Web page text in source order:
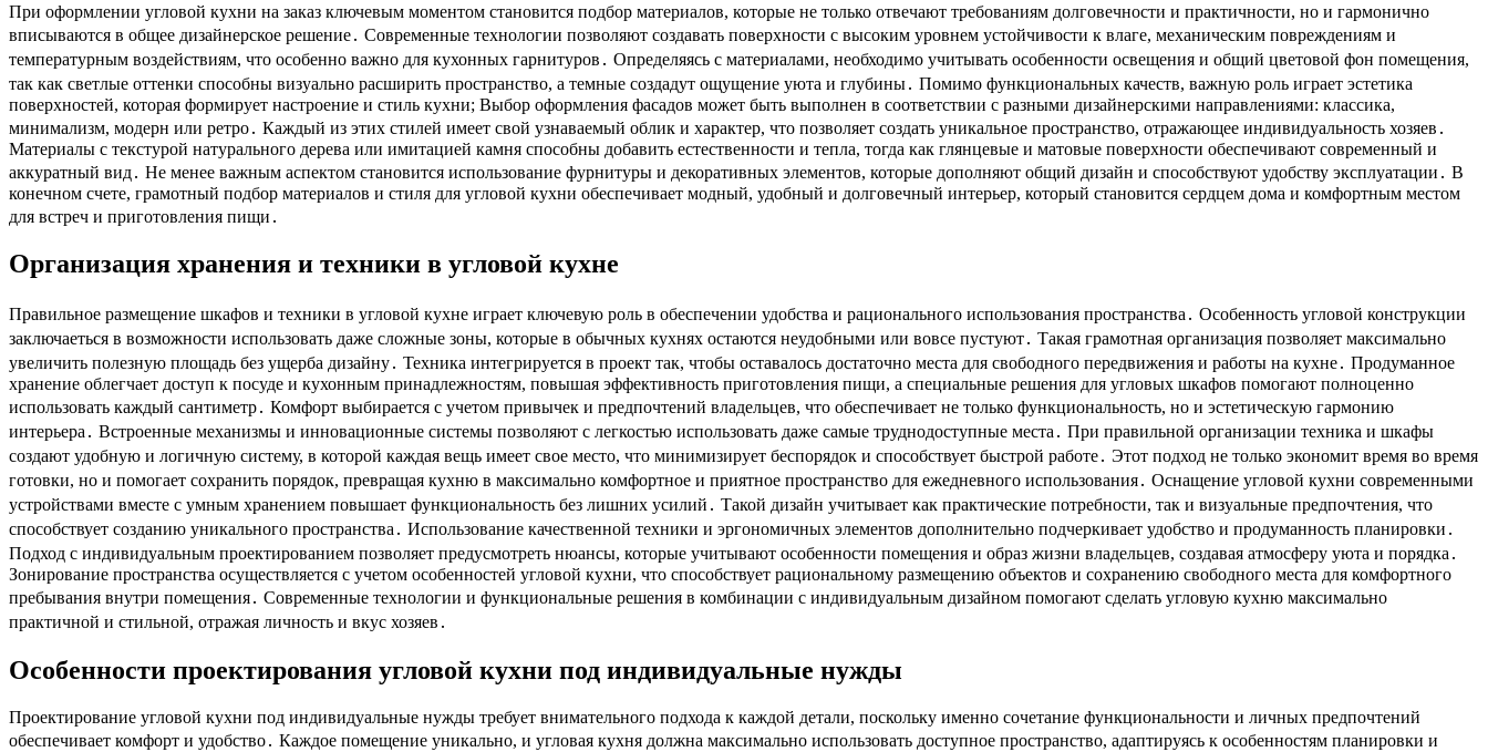
При оформлении угловой кухни на заказ ключевым моментом становится подбор материалов, которые не только отвечают требованиям долговечности и практичности, но и гармонично
вписываются в общее дизайнерское решение․ Современные технологии позволяют создавать поверхности с высоким уровнем устойчивости к влаге, механическим повреждениям и
температурным воздействиям, что особенно важно для кухонных гарнитуров․ Определяясь с материалами, необходимо учитывать особенности освещения и общий цветовой фон помещения,
так как светлые оттенки способны визуально расширить пространство, а темные создадут ощущение уюта и глубины․ Помимо функциональных качеств, важную роль играет эстетика
поверхностей, которая формирует настроение и стиль кухни; Выбор оформления фасадов может быть выполнен в соответствии с разными дизайнерскими направлениями: классика,
минимализм, модерн или ретро․ Каждый из этих стилей имеет свой узнаваемый облик и характер, что позволяет создать уникальное пространство, отражающее индивидуальность хозяев․
Материалы с текстурой натурального дерева или имитацией камня способны добавить естественности и тепла, тогда как глянцевые и матовые поверхности обеспечивают современный и
аккуратный вид․ Не менее важным аспектом становится использование фурнитуры и декоративных элементов, которые дополняют общий дизайн и способствуют удобству эксплуатации․ В
конечном счете, грамотный подбор материалов и стиля для угловой кухни обеспечивает модный, удобный и долговечный интерьер, который становится сердцем дома и комфортным местом
для встреч и приготовления пищи․
Организация хранения и техники в угловой кухне
Правильное размещение шкафов и техники в угловой кухне играет ключевую роль в обеспечении удобства и рационального использования пространства․ Особенность угловой конструкции
заключаеться в возможности использовать даже сложные зоны, которые в обычных кухнях остаются неудобными или вовсе пустуют․ Такая грамотная организация позволяет максимально
увеличить полезную площадь без ущерба дизайну․ Техника интегрируется в проект так, чтобы оставалось достаточно места для свободного передвижения и работы на кухне․ Продуманное
хранение облегчает доступ к посуде и кухонным принадлежностям, повышая эффективность приготовления пищи, а специальные решения для угловых шкафов помогают полноценно
использовать каждый сантиметр․ Комфорт выбирается с учетом привычек и предпочтений владельцев, что обеспечивает не только функциональность, но и эстетическую гармонию
интерьера․ Встроенные механизмы и инновационные системы позволяют с легкостью использовать даже самые труднодоступные места․ При правильной организации техника и шкафы
создают удобную и логичную систему, в которой каждая вещь имеет свое место, что минимизирует беспорядок и способствует быстрой работе․ Этот подход не только экономит время во время
готовки, но и помогает сохранить порядок, превращая кухню в максимально комфортное и приятное пространство для ежедневного использования․ Оснащение угловой кухни современными
устройствами вместе с умным хранением повышает функциональность без лишних усилий․ Такой дизайн учитывает как практические потребности, так и визуальные предпочтения, что
способствует созданию уникального пространства․ Использование качественной техники и эргономичных элементов дополнительно подчеркивает удобство и продуманность планировки․
Подход с индивидуальным проектированием позволяет предусмотреть нюансы, которые учитывают особенности помещения и образ жизни владельцев, создавая атмосферу уюта и порядка․
Зонирование пространства осуществляется с учетом особенностей угловой кухни, что способствует рациональному размещению объектов и сохранению свободного места для комфортного
пребывания внутри помещения․ Современные технологии и функциональные решения в комбинации с индивидуальным дизайном помогают сделать угловую кухню максимально
практичной и стильной, отражая личность и вкус хозяев․
Особенности проектирования угловой кухни под индивидуальные нужды
Проектирование угловой кухни под индивидуальные нужды требует внимательного подхода к каждой детали, поскольку именно сочетание функциональности и личных предпочтений
обеспечивает комфорт и удобство․ Каждое помещение уникально, и угловая кухня должна максимально использовать доступное пространство, адаптируясь к особенностям планировки и